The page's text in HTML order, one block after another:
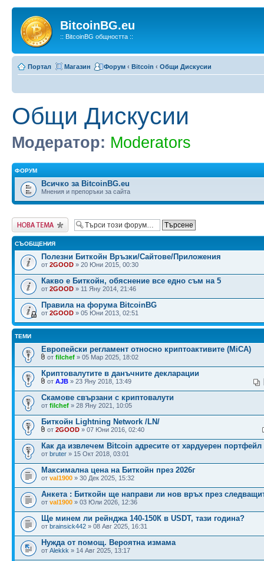
BitcoinBG.eu
:: BitcoinBG общността ::
Портал Магазин Форум ‹ Bitcoin ‹ Общи Дискусии
Общи Дискусии
Модератор: Moderators
ФОРУМ
Всичко за BitcoinBG.eu
Мнения и препоръки за сайта
Публикувай нова
тема
СЪОБЩЕНИЯ
Полезни Биткойн Връзки/Сайтове/Приложения
от 2GOOD » 20 Юни 2015, 00:30
Какво е Биткойн, обяснение все едно съм на 5
от 2GOOD » 11 Яну 2014, 21:46
Правила на форума BitcoinBG
от 2GOOD » 05 Юни 2013, 02:51
ТЕМИ
Европейски регламент относно криптоактивите (MiCA)
от filchef » 05 Мар 2025, 18:02
Криптовалутите в данъчните декларации
от AJB » 23 Яну 2018, 13:49
Скамове свързани с криптовалути
от filchef » 28 Яну 2021, 10:05
Биткойн Lightning Network /LN/
от 2GOOD » 07 Юни 2016, 02:40
Как да извлечем Bitcoin адресите от хардуерен портфейл
от bruter » 15 Окт 2018, 03:01
Максимална цена на Биткойн през 2026г
от val1900 » 30 Дек 2025, 15:32
Анкета : Биткойн ще направи ли нов връх през
от val1900 » 03 Юли 2026, 12:36
Ще минем ли рейнджа 140-150К в USDT, тази година?
от brainsick442 » 08 Авг 2025, 16:31
Нужда от помощ. Вероятна измама
от Alekkk » 14 Авг 2025, 13:17